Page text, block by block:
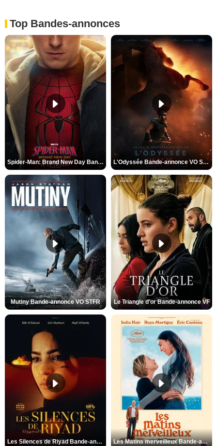
Top Bandes-annonces
Spider-Man: Brand New Day Bande-annonce VO STFR L'Odyssée Bande-annonce VO STFR
Mutiny Bande-annonce VO STFR Le Triangle d'or Bande-annonce VF
Les Silences de Riyad Bande-annonce VO STFR Les Matins merveilleux Bande-annonce VF